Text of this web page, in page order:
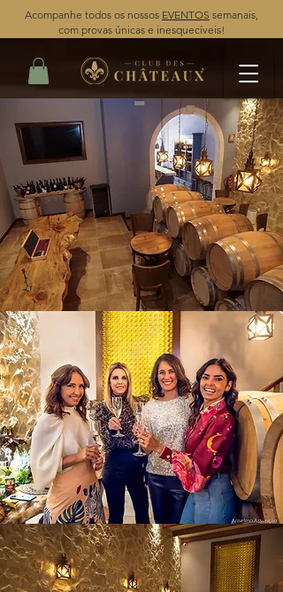
Acompanhe todos os nossos EVENTOS semanais,
com provas únicas e inesquecíveis!